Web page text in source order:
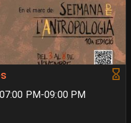
PM-09:00 PM